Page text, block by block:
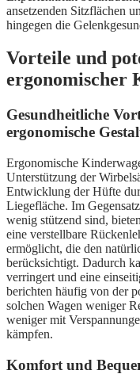
ansetzenden Sitzflächen
hingegen die
Vorteile und
ergonomischer
Gesundheitliche
ergonomische
Ergonomische
Unterstützung der
Entwicklung der Hüfte
Liegefläche. Im
wenig stützend sind,
eine verstellbare
ermöglicht, die den
berücksichtigt. Dadurch
verringert und eine
berichten häufig von der
solchen Wagen weniger
weniger mit
kämpfen.
Komfort und